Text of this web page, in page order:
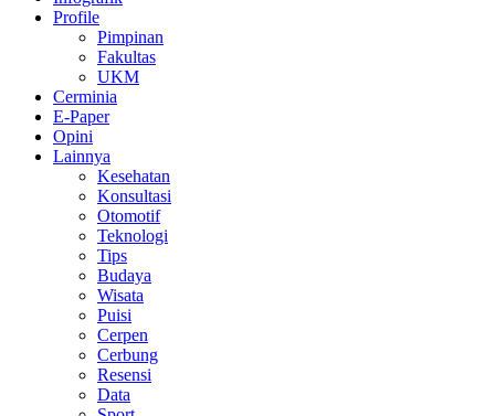
Profile
Pimpinan
Fakultas
UKM
Cerminia
E-Paper
Opini
Lainnya
Kesehatan
Konsultasi
Otomotif
Teknologi
Tips
Budaya
Wisata
Puisi
Cerpen
Cerbung
Resensi
Data